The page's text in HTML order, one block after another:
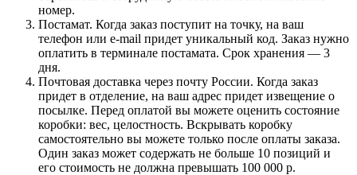
номер.
Постамат. Когда заказ поступит на точку, на ваш
телефон или e-mail придет уникальный код. Заказ нужно
оплатить в терминале постамата. Срок хранения — 3
дня.
Почтовая доставка через почту России. Когда заказ
придет в отделение, на ваш адрес придет извещение о
посылке. Перед оплатой вы можете оценить состояние
коробки: вес, целостность. Вскрывать коробку
самостоятельно вы можете только после оплаты заказа.
Один заказ может содержать не больше 10 позиций и
его стоимость не должна превышать 100 000 р.